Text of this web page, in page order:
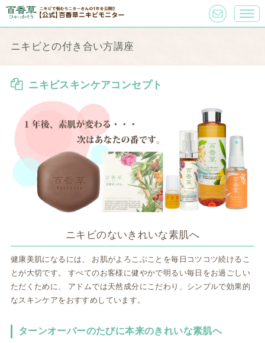
ニキビとの付き合い方講座
ニキビスキンケアコンセプト
ニキビのないきれいな素肌へ
健康美肌になるには、
お肌がよろこぶことを毎日コツコツ続けるこ
とが大切です。 すべてのお客様に健やかで明るい毎日をお過ごしい
ただくために、
アドムでは天然成分にこだわり、シンプルで効果的
なスキンケアをおすすめしています。
ターンオーバーのたびに本来のきれいな素肌へ